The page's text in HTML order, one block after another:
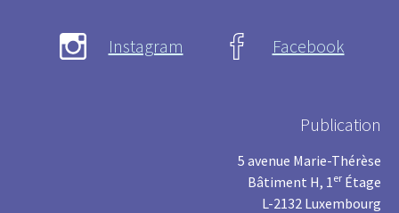
Instagram Facebook
Publication
5 avenue Marie-Thérèse
Bâtiment H, 1er Étage
L-2132 Luxembourg